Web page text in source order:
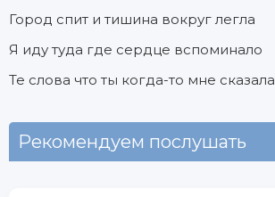
Город спит и тишина вокруг легла
Я иду туда где сердце вспоминало
Те слова что ты когда-то мне сказала
Рекомендуем послушать